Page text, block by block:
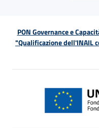
PON Governance e
"Qualificazione dell'INAIL